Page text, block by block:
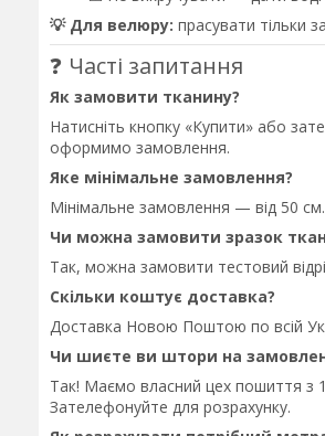
💡 Для велюру: прасувати тільки
❓ Часті запитання
Як замовити тканину?
Натисніть кнопку «Купити» або
оформимо замовлення.
Яке мінімальне замовлення?
Мінімальне замовлення — від 50
Чи можна замовити зразок
Так, можна замовити тестовий
Скільки коштує доставка?
Доставка Новою Поштою по всій
Чи шиєте ви штори на
Так! Маємо власний цех пошиття з
Зателефонуйте для розрахунку.